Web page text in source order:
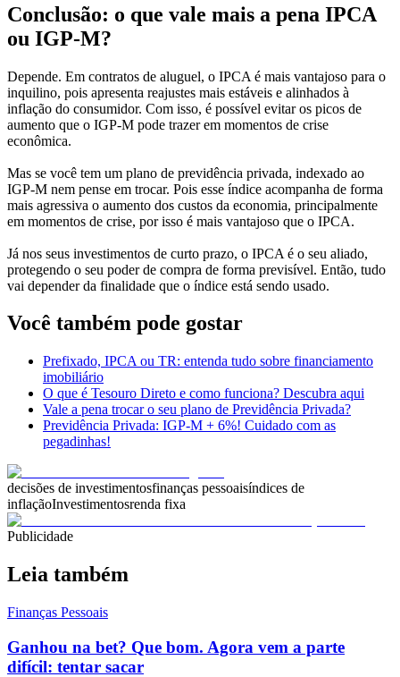
Conclusão: o que vale mais a pena IPCA
ou IGP-M?
Depende. Em contratos de aluguel, o IPCA é mais vantajoso para o
inquilino, pois apresenta reajustes mais estáveis e alinhados à
inflação do consumidor. Com isso, é possível evitar os picos de
aumento que o IGP-M pode trazer em momentos de crise
econômica.
Mas se você tem um plano de previdência privada, indexado ao
IGP-M nem pense em trocar. Pois esse índice acompanha de forma
mais agressiva o aumento dos custos da economia, principalmente
em momentos de crise, por isso é mais vantajoso que o IPCA.
Já nos seus investimentos de curto prazo, o IPCA é o seu aliado,
protegendo o seu poder de compra de forma previsível. Então, tudo
vai depender da finalidade que o índice está sendo usado.
Você também pode gostar
Prefixado, IPCA ou TR: entenda tudo sobre financiamento
imobiliário
O que é Tesouro Direto e como funciona? Descubra aqui
Vale a pena trocar o seu plano de Previdência Privada?
Previdência Privada: IGP-M + 6%! Cuidado com as
pegadinhas!
decisões de investimentosfinanças pessoaisíndices de
inflaçãoInvestimentosrenda fixa
Publicidade
Leia também
Finanças Pessoais
Ganhou na bet? Que bom. Agora vem a parte
difícil: tentar sacar